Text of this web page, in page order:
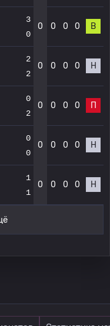
3
0
0 0 0 0 В
2
2
0 0 0 0 Н
0
2
0 0 0 0 П
0
0
0 0 0 0 Н
1
1
0 0 0 0 Н